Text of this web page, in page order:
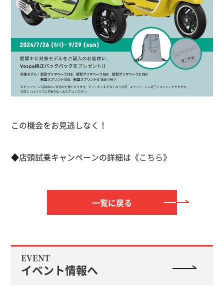
この機会をお見逃しなく！
◆店頭試乗キャンペーンの詳細は《こちら》
一覧に戻る
EVENT
イベント情報へ